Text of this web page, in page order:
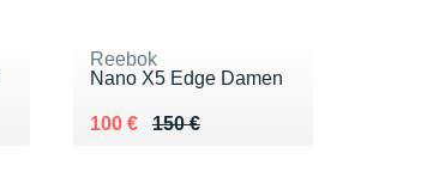
Reebok
Nano X5 Edge Damen
150 €
Au lieu de 150 €
100 €
Vendu 100 €